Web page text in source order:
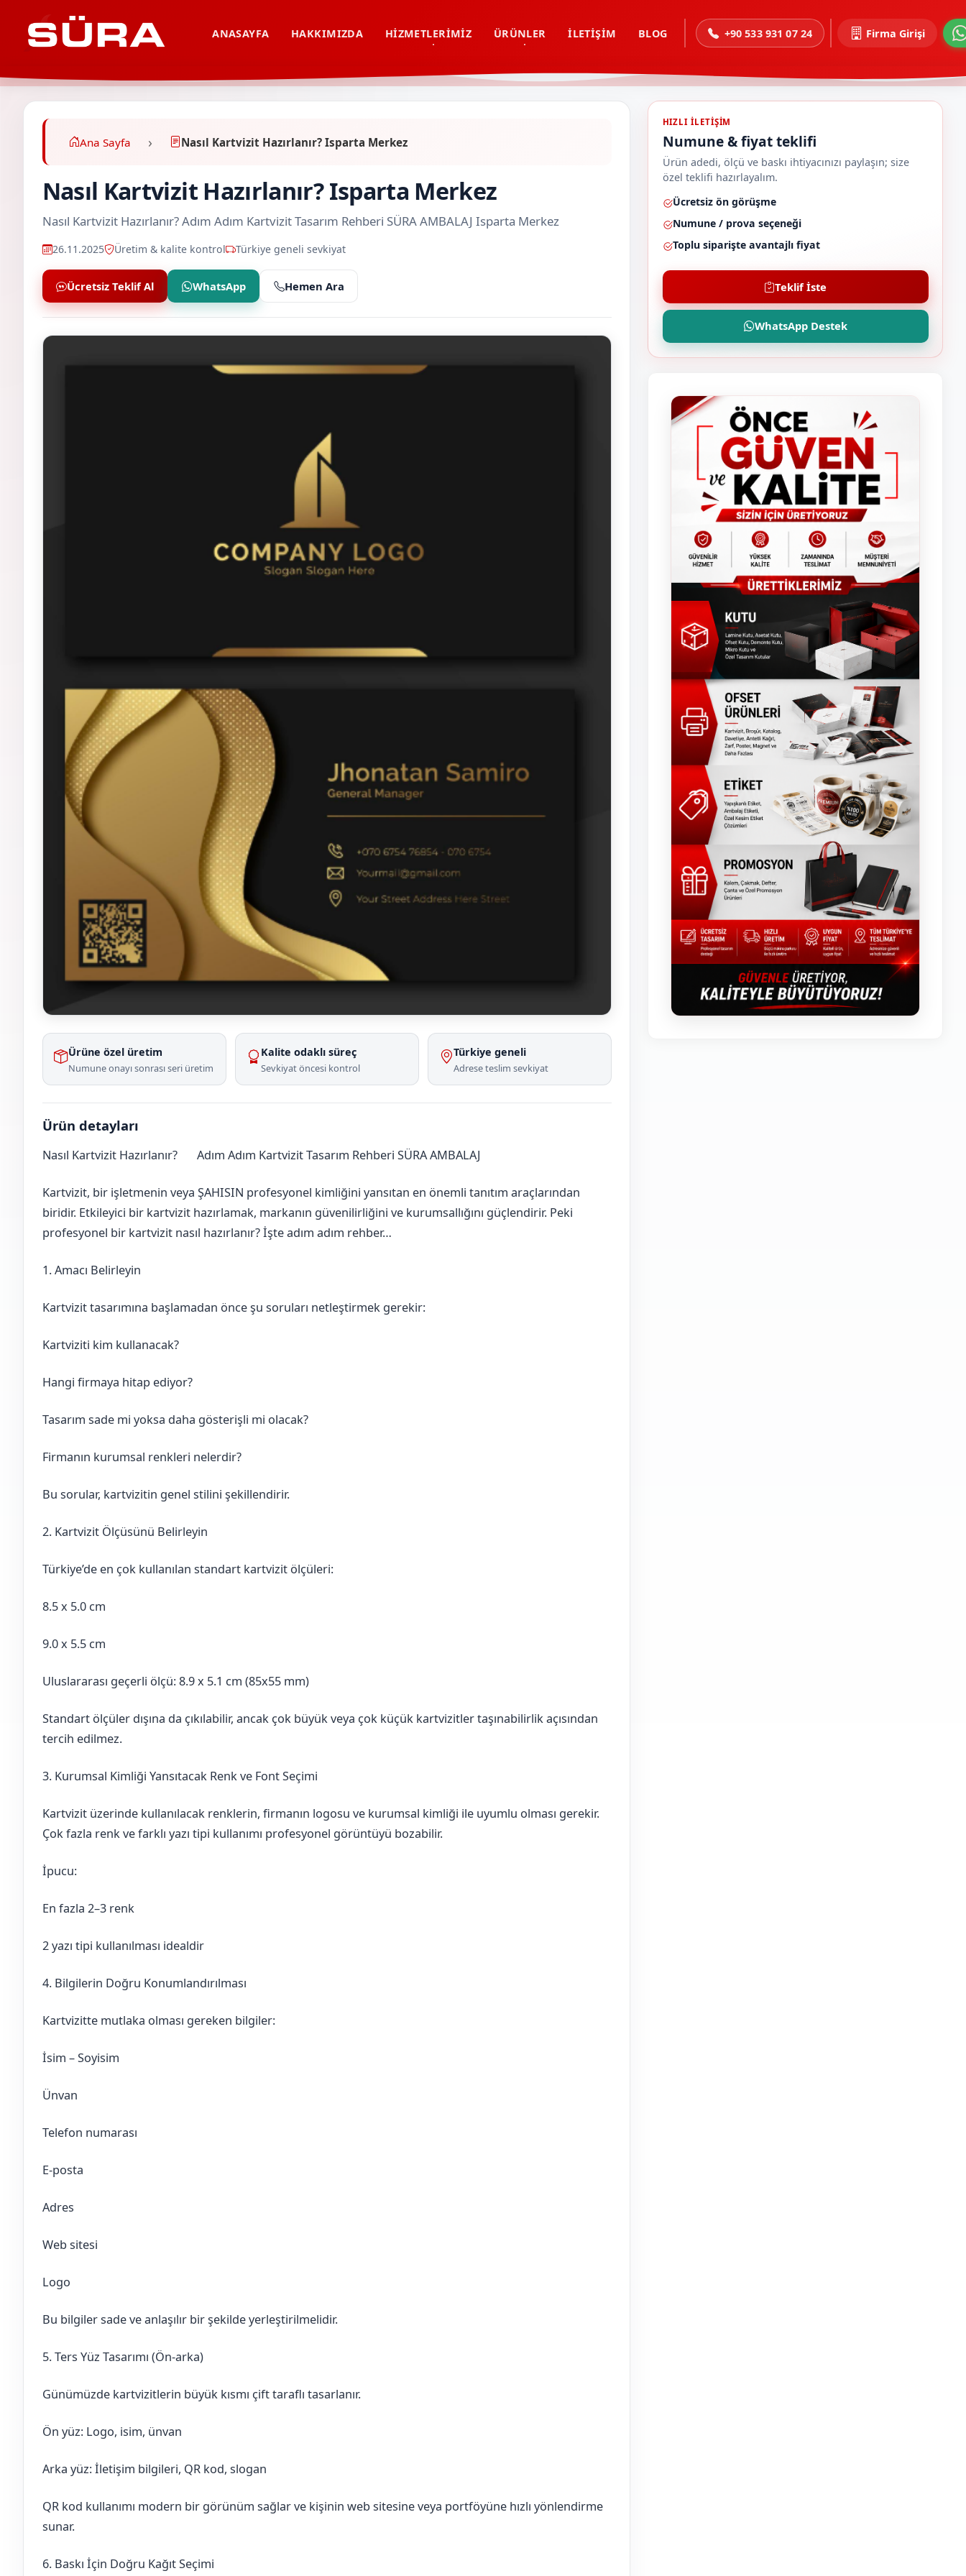
ANASAYFA HAKKIMIZDA HIZMETLERIMIZ ÜRÜNLER İLETIŞIM BLOG +90 533 931 07 24 Firma Girişi
Ana Sayfa Nasıl Kartvizit Hazırlanır? Isparta Merkez
Nasıl Kartvizit Hazırlanır? Isparta Merkez
Nasıl Kartvizit Hazırlanır? Adım Adım Kartvizit Tasarım Rehberi SÜRA AMBALAJ Isparta Merkez
26.11.2025 Üretim & kalite kontrol Türkiye geneli sevkiyat
Ücretsiz Teklif Al WhatsApp Hemen Ara
Ürüne özel üretim
Numune onayı sonrası seri üretim
Kalite odaklı süreç
Sevkiyat öncesi kontrol
Türkiye geneli
Adrese teslim sevkiyat
Ürün detayları
Nasıl Kartvizit Hazırlanır? Adım Adım Kartvizit Tasarım Rehberi SÜRA AMBALAJ
Kartvizit, bir işletmenin veya ŞAHISIN profesyonel kimliğini yansıtan en önemli tanıtım araçlarından
biridir. Etkileyici bir kartvizit hazırlamak, markanın güvenilirliğini ve kurumsallığını güçlendirir. Peki
profesyonel bir kartvizit nasıl hazırlanır? İşte adım adım rehber…
1. Amacı Belirleyin
Kartvizit tasarımına başlamadan önce şu soruları netleştirmek gerekir:
Kartviziti kim kullanacak?
Hangi firmaya hitap ediyor?
Tasarım sade mi yoksa daha gösterişli mi olacak?
Firmanın kurumsal renkleri nelerdir?
Bu sorular, kartvizitin genel stilini şekillendirir.
2. Kartvizit Ölçüsünü Belirleyin
Türkiye’de en çok kullanılan standart kartvizit ölçüleri:
8.5 x 5.0 cm
9.0 x 5.5 cm
Uluslararası geçerli ölçü: 8.9 x 5.1 cm (85x55 mm)
Standart ölçüler dışına da çıkılabilir, ancak çok büyük veya çok küçük kartvizitler taşınabilirlik açısından
tercih edilmez.
3. Kurumsal Kimliği Yansıtacak Renk ve Font Seçimi
Kartvizit üzerinde kullanılacak renklerin, firmanın logosu ve kurumsal kimliği ile uyumlu olması gerekir.
Çok fazla renk ve farklı yazı tipi kullanımı profesyonel görüntüyü bozabilir.
İpucu:
En fazla 2–3 renk
2 yazı tipi kullanılması idealdir
4. Bilgilerin Doğru Konumlandırılması
Kartvizitte mutlaka olması gereken bilgiler:
İsim – Soyisim
Ünvan
Telefon numarası
E-posta
Adres
Web sitesi
Logo
Bu bilgiler sade ve anlaşılır bir şekilde yerleştirilmelidir.
5. Ters Yüz Tasarımı (Ön-arka)
Günümüzde kartvizitlerin büyük kısmı çift taraflı tasarlanır.
Ön yüz: Logo, isim, ünvan
Arka yüz: İletişim bilgileri, QR kod, slogan
QR kod kullanımı modern bir görünüm sağlar ve kişinin web sitesine veya portföyüne hızlı yönlendirme
sunar.
6. Baskı İçin Doğru Kağıt Seçimi
HIZLI ILETIŞIM
Numune & fiyat teklifi
Ürün adedi, ölçü ve baskı ihtiyacınızı paylaşın; size
özel teklifi hazırlayalım.
Ücretsiz ön görüşme
Numune / prova seçeneği
Toplu siparişte avantajlı fiyat
Teklif İste
WhatsApp Destek